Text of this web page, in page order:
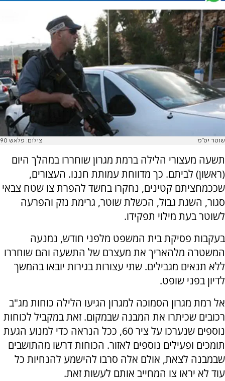
שוטר יס"מ צילום: פלאש 90
תשעה מעצורי הלילה ברמת מגרון שוחררו במהלך היום
(ראשון) לביתם. כך מדווחת עמותת חננו. העצורים,
שככמחציתם קטינים, נחקרו בחשד להפרת צו שטח צבאי
סגור, השגת גבול, הכשלת שוטר, גרימת נזק והפרעה
לשוטר בעת מילוי תפקידו.
בעקבות פסיקת בית המשפט מלפני חודש, נמנעה
המשטרה מלהאריך את מעצרם של התשעה והם שוחררו
ללא תנאים מגבילים. שתי עצורות בגירות יובאו בהמשך
לדיון בפני שופט.
אל רמת מגרון הסמוכה למגרון הגיעו הלילה כוחות מג"ב
רכובים שכיתרו את המבנה שבמקום. זאת במקביל לכוחות
נוספים שנערכו על ציר 60, ככל הנראה כדי למנוע הגעת
תומכים ופעילים נוספים לאזור. הכוחות דרשו מהתושבים
שבמבנה לצאת, אולם אלה סרבו להישמע להנחיות כל
עוד לא יראו צו המחייב אותם לעשות זאת.